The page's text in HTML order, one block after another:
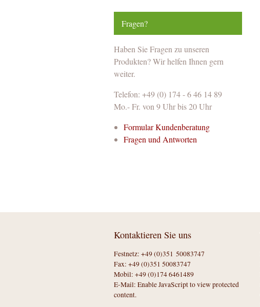
Fragen?
Haben Sie Fragen zu unseren
Produkten? Wir helfen Ihnen gern
weiter.
Telefon: +49 (0) 174 - 6 46 14 89
Mo.- Fr. von 9 Uhr bis 20 Uhr
Formular Kundenberatung
Fragen und Antworten
Kontaktieren Sie uns
Festnetz: +49 (0)351 50083747
Fax: +49 (0)351 50083747
Mobil: +49 (0)174 6461489
E-Mail: Enable JavaScript to view protected
content.